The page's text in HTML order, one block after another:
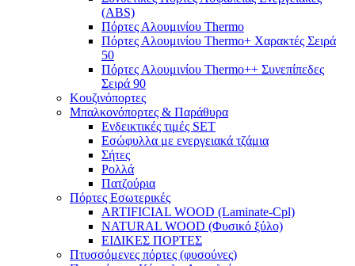
(ABS)
Πόρτες Αλουμινίου Thermo
Πόρτες Αλουμινίου Thermo+ Χαρακτές Σειρά
50
Πόρτες Αλουμινίου Thermo++ Συνεπίπεδες
Σειρά 90
Κουζινόπορτες
Μπαλκονόπορτες & Παράθυρα
Ενδεικτικές τιμές SET
Εσώφυλλα με ενεργειακά τζάμια
Σήτες
Ρολλά
Πατζούρια
Πόρτες Εσωτερικές
ARTIFICIAL WOOD (Laminate-Cpl)
NATURAL WOOD (Φυσικό ξύλο)
ΕΙΔΙΚΕΣ ΠΟΡΤΕΣ
Πτυσσόμενες πόρτες (φυσούνες)